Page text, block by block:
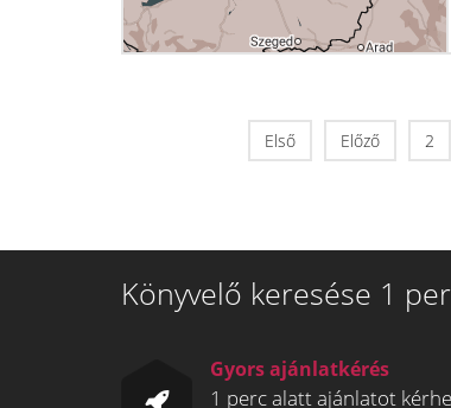
Első Előző 2
Könyvelő keresése 1
Gyors ajánlatkérés
1 perc alatt ajánlatot